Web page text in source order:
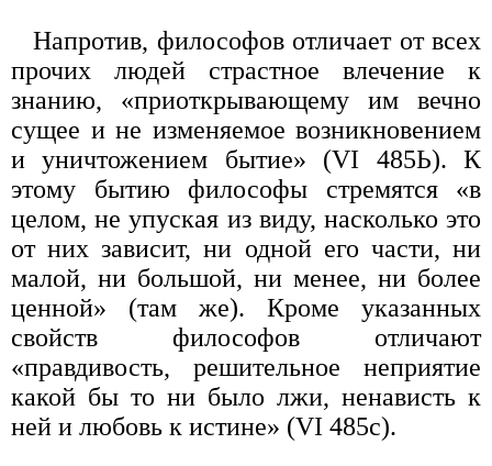
Напротив, философов отличает от всех
прочих людей страстное влечение к
знанию, «приоткрывающему им вечно
сущее и не изменяемое возникновением
и уничтожением бытие» (VI 485Ь). К
этому бытию философы стремятся «в
целом, не упуская из виду, насколько это
от них зависит, ни одной его части, ни
малой, ни большой, ни менее, ни более
ценной» (там же). Кроме указанных
свойств философов отличают
«правдивость, решительное неприятие
какой бы то ни было лжи, ненависть к
ней и любовь к истине» (VI 485с).